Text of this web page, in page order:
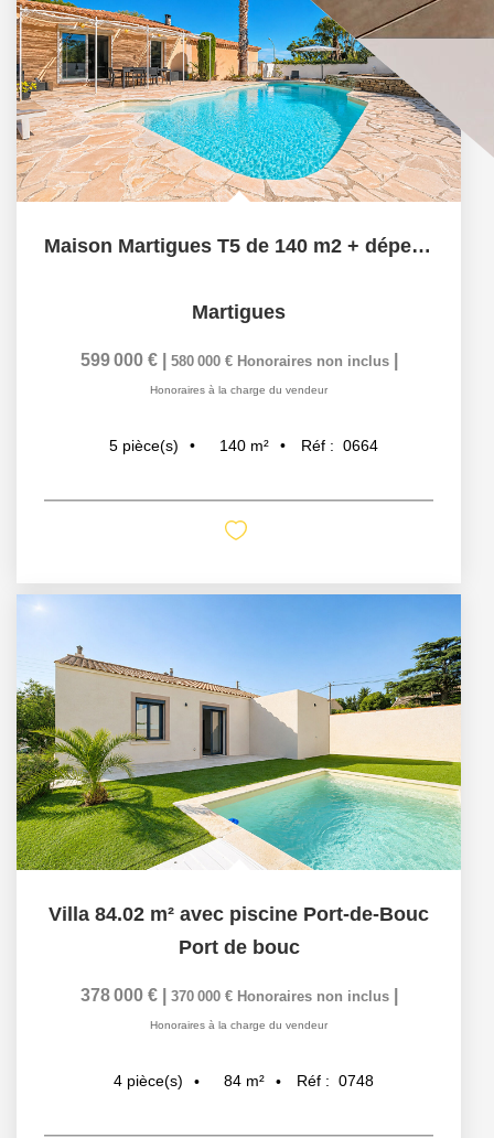
Maison Martigues T5 de 140 m2 + dépendance
Martigues
599 000 € 580 000 € Honoraires non inclus
Honoraires à la charge du vendeur
5 pièce(s) 140 m² Réf : 0664
Villa 84.02 m² avec piscine Port-de-Bouc
Port de bouc
378 000 € 370 000 € Honoraires non inclus
Honoraires à la charge du vendeur
4 pièce(s) 84 m² Réf : 0748